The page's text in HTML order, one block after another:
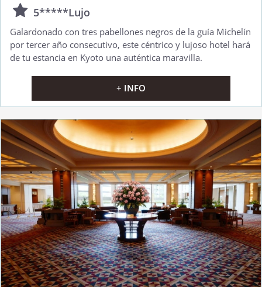
5*****Lujo
Galardonado con tres pabellones negros de la guía Michelín
por tercer año consecutivo, este céntrico y lujoso hotel hará
de tu estancia en Kyoto una auténtica maravilla.
+ INFO